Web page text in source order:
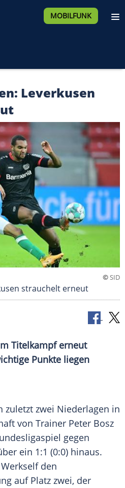
MOBILFUNK
Leverkusen
©SID
strauchelt erneut
Titelkampferneut
Punkte liegen
zuletzt zwei Niederlagen in
von Trainer Peter Bosz
gegen
ein 1:1 (0:0) hinaus.
Werkselfden
auf Platz zwei, der